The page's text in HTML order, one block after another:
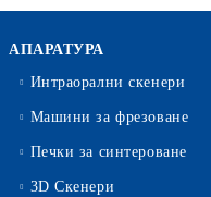
АПАРАТУРА
Интраорални скенери
Машини за фрезоване
Печки за синтероване
3D Скенери